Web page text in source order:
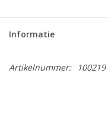
Informatie
Artikelnummer: 100219